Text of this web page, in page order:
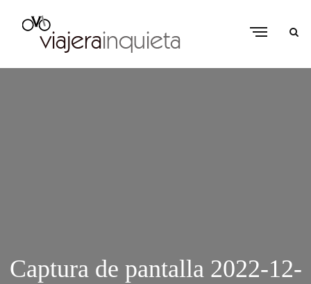
Captura de pantalla 2022-12-